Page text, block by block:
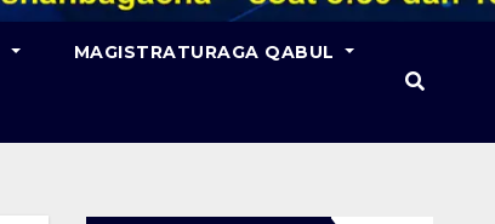
MAGISTRATURAGA QABUL